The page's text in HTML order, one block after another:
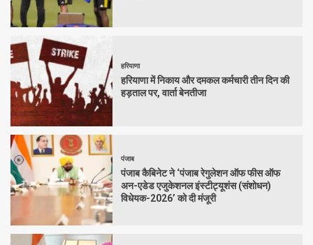
हरियाणा
हरियाणा में निकाय और दमकल कर्मचारी तीन दिन की
हड़ताल पर, वार्ता बेनतीजा
पंजाब
पंजाब कैबिनेट ने ‘पंजाब रेगुलेशन ऑफ फीस ऑफ
अन-एडेड एजुकेशनल इंस्टीट्यूशंस (संशोधन)
विधेयक-2026’ को दी मंजूरी